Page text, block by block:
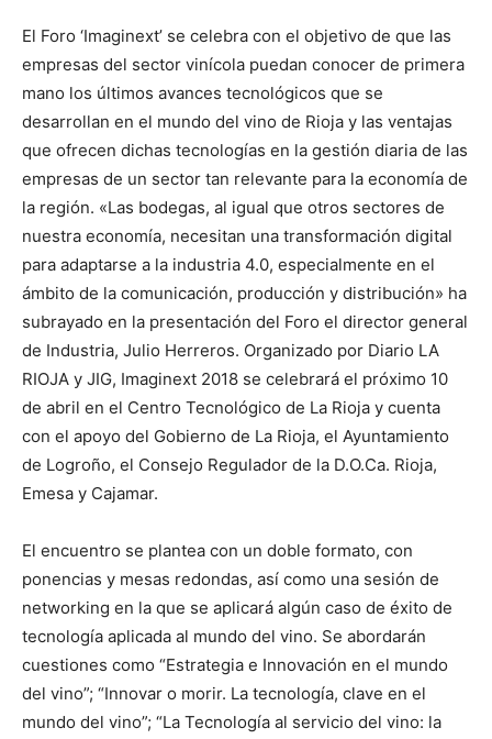
El Foro ‘Imaginext’ se celebra con el objetivo de que las
empresas del sector vinícola puedan conocer de primera
mano los últimos avances tecnológicos que se
desarrollan en el mundo del vino de Rioja y las ventajas
que ofrecen dichas tecnologías en la gestión diaria de las
empresas de un sector tan relevante para la economía de
la región. «Las bodegas, al igual que otros sectores de
nuestra economía, necesitan una transformación digital
para adaptarse a la industria 4.0, especialmente en el
ámbito de la comunicación, producción y distribución» ha
subrayado en la presentación del Foro el director general
de Industria, Julio Herreros. Organizado por Diario LA
RIOJA y JIG, Imaginext 2018 se celebrará el próximo 10
de abril en el Centro Tecnológico de La Rioja y cuenta
con el apoyo del Gobierno de La Rioja, el Ayuntamiento
de Logroño, el Consejo Regulador de la D.O.Ca. Rioja,
Emesa y Cajamar.
El encuentro se plantea con un doble formato, con
ponencias y mesas redondas, así como una sesión de
networking en la que se aplicará algún caso de éxito de
tecnología aplicada al mundo del vino. Se abordarán
cuestiones como “Estrategia e Innovación en el mundo
del vino”; “Innovar o morir. La tecnología, clave en el
mundo del vino”; “La Tecnología al servicio del vino: la